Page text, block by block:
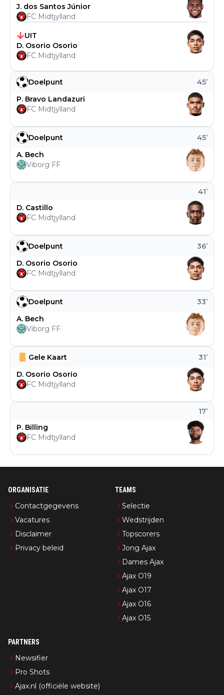
17’
P. Billing
FC Midtjylland
Gele Kaart 31’
D. Osorio Osorio
FC Midtjylland
Doelpunt 33’
A. Bech
Viborg FF
Doelpunt 36’
D. Osorio Osorio
FC Midtjylland
41’
D. Castillo
FC Midtjylland
Doelpunt 45’
A. Bech
Viborg FF
Doelpunt 45’
P. Bravo Landazuri
FC Midtjylland
J. dos Santos Júnior
FC Midtjylland
UIT
D. Osorio Osorio
FC Midtjylland
ORGANISATIE
Contactgegevens
Vacatures
Disclaimer
Privacy beleid
TEAMS
Selectie
Wedstrijden
Topscorers
Jong Ajax
Dames Ajax
Ajax O19
Ajax O17
Ajax O16
Ajax O15
PARTNERS
Newsifier
Pro Shots
Ajax.nl (officiële website)